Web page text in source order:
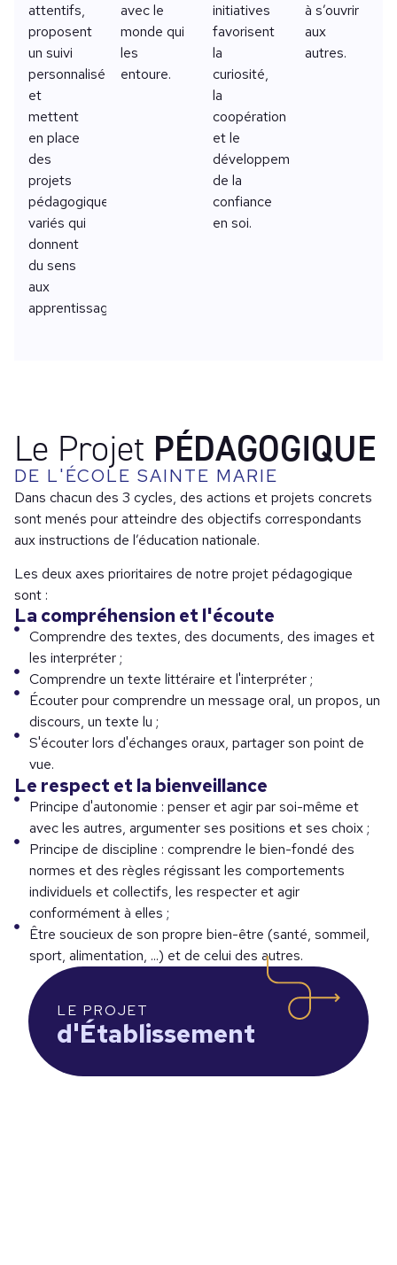
attentifs,
proposent
un suivi
personnalisé
et
mettent
en place
des
projets
pédagogiques
variés qui
donnent
du sens
aux
apprentissages.
avec le
monde qui
les
entoure.
initiatives
favorisent
la
curiosité,
la
coopération
et le
développement
de la
confiance
en soi.
à s’ouvrir
aux
autres.
Le Projet PÉDAGOGIQUE
DE L'ÉCOLE SAINTE MARIE
Dans chacun des 3 cycles, des actions et projets concrets
sont menés pour atteindre des objectifs correspondants
aux instructions de l’éducation nationale.
Les deux axes prioritaires de notre projet pédagogique
sont :
La compréhension et l'écoute
Comprendre des textes, des documents, des images et
les interpréter ;
Comprendre un texte littéraire et l'interpréter ;
Écouter pour comprendre un message oral, un propos, un
discours, un texte lu ;
S'écouter lors d'échanges oraux, partager son point de
vue.
Le respect et la bienveillance
Principe d'autonomie : penser et agir par soi-même et
avec les autres, argumenter ses positions et ses choix ;
Principe de discipline : comprendre le bien-fondé des
normes et des règles régissant les comportements
individuels et collectifs, les respecter et agir
conformément à elles ;
Être soucieux de son propre bien-être (santé, sommeil,
sport, alimentation, ...) et de celui des autres.
LE PROJET
d'Établissement